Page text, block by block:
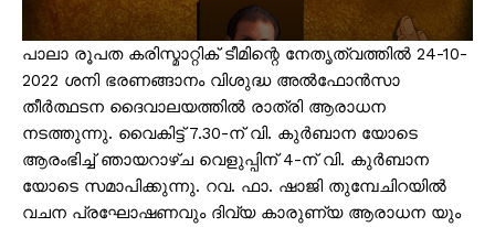
പാലാ രൂപത കരിസ്മാറ്റിക് ടീമിന്റെ നേതൃത്വത്തിൽ 24-10-
2022 ശനി ഭരണങ്ങാനം വിശുദ്ധ അൽഫോൻസാ
തീർത്ഥടന ദൈവാലയത്തിൽ രാത്രി ആരാധന
നടത്തുന്നു. വൈകിട്ട് 7.30-ന് വി. കുർബാന യോടെ
ആരംഭിച്ച് ഞായറാഴ്ച വെളുപ്പിന് 4-ന് വി. കുർബാന
യോടെ സമാപിക്കുന്നു. റവ. ഫാ. ഷാജി തുമ്പേചിറയിൽ
വചന പ്രഘോഷണവും ദിവ്യ കാരുണ്യ ആരാധന യും